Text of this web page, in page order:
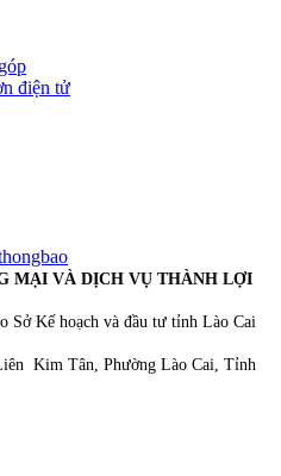
điện tử
MẠI VÀ DỊCH VỤ THÀNH LỢI
Sở Kế hoạch và đầu tư tỉnh Lào Cai
Kim Tân, Phường Lào Cai, Tỉnh